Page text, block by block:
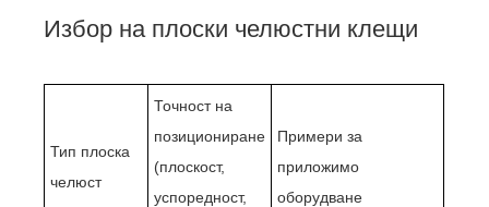
Избор на плоски челюстни клещи
Тип плоска
челюст
Точност на
позициониране
(плоскост,
успоредност,
Примери за
приложимо
оборудване